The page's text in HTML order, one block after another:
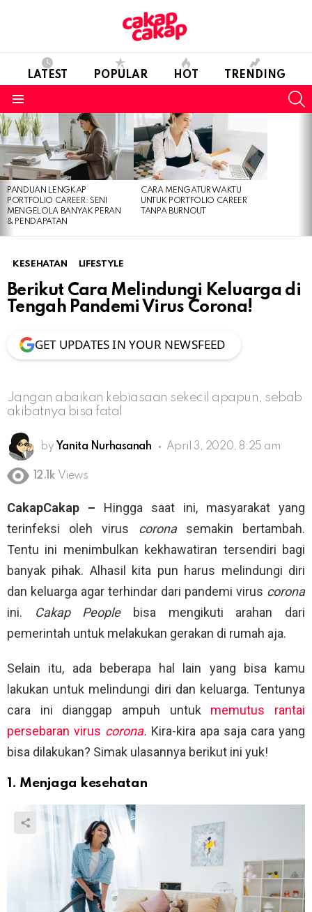
LATEST POPULAR HOT TRENDING
LATEST
STORIES
PANDUAN LENGKAP
PORTFOLIO CAREER: SENI
MENGELOLA BANYAK PERAN
& PENDAPATAN
CARA MENGATUR WAKTU
UNTUK PORTFOLIO CAREER
TANPA BURNOUT
KESEHATAN LIFESTYLE
Berikut Cara Melindungi Keluarga di
Tengah Pandemi Virus Corona!
GET UPDATES IN YOUR NEWSFEED
Jangan abaikan kebiasaan sekecil apapun, sebab
akibatnya bisa fatal
by Yanita Nurhasanah April 3, 2020, 8:25 am
12.1k Views
CakapCakap – Hingga saat ini, masyarakat yang
terinfeksi oleh virus corona semakin bertambah.
Tentu ini menimbulkan kekhawatiran tersendiri bagi
banyak pihak. Alhasil kita pun harus melindungi diri
dan keluarga agar terhindar dari pandemi virus corona
ini.
Cakap People bisa mengikuti arahan dari
pemerintah untuk melakukan gerakan di rumah aja.
Selain itu, ada beberapa hal lain yang bisa kamu
lakukan untuk melindungi diri dan keluarga. Tentunya
cara ini dianggap ampuh untuk memutus rantai
persebaran virus corona. Kira-kira apa saja cara yang
bisa dilakukan? Simak ulasannya berikut ini yuk!
1. Menjaga kesehatan